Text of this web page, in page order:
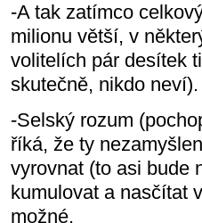
-A tak zatímco
milionu větší, v
volitelích pár desítek
skutečně, nikdo neví).
-Selský rozum
říká, že ty
vyrovnat (to asi bude
kumulovat a nasčítat
možné.